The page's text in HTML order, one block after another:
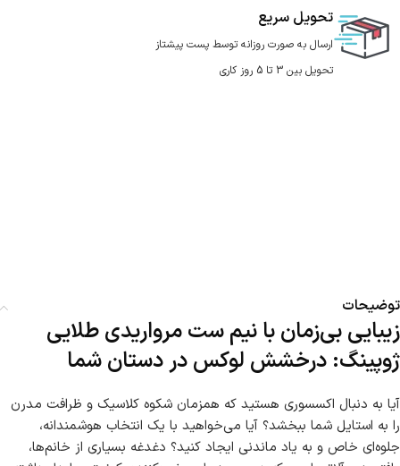
تحویل سریع
ارسال به صورت روزانه توسط پست پیشتاز
تحویل بین 3 تا 5 روز کاری
توضیحات
زیبایی بی‌زمان با نیم ست مرواریدی طلایی
ژوپینگ: درخشش لوکس در دستان شما
آیا به دنبال اکسسوری هستید که همزمان شکوه کلاسیک و ظرافت مدرن
را به استایل شما ببخشد؟ آیا می‌خواهید با یک انتخاب هوشمندانه،
جلوه‌ای خاص و به یاد ماندنی ایجاد کنید؟ دغدغه بسیاری از خانم‌ها،